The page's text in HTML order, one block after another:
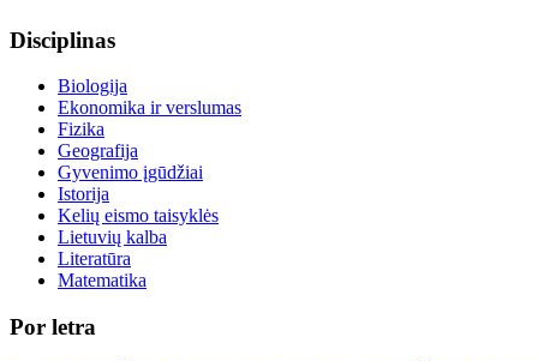
Disciplinas
Biologija
Ekonomika ir verslumas
Fizika
Geografija
Gyvenimo įgūdžiai
Istorija
Kelių eismo taisyklės
Lietuvių kalba
Literatūra
Matematika
Por letra